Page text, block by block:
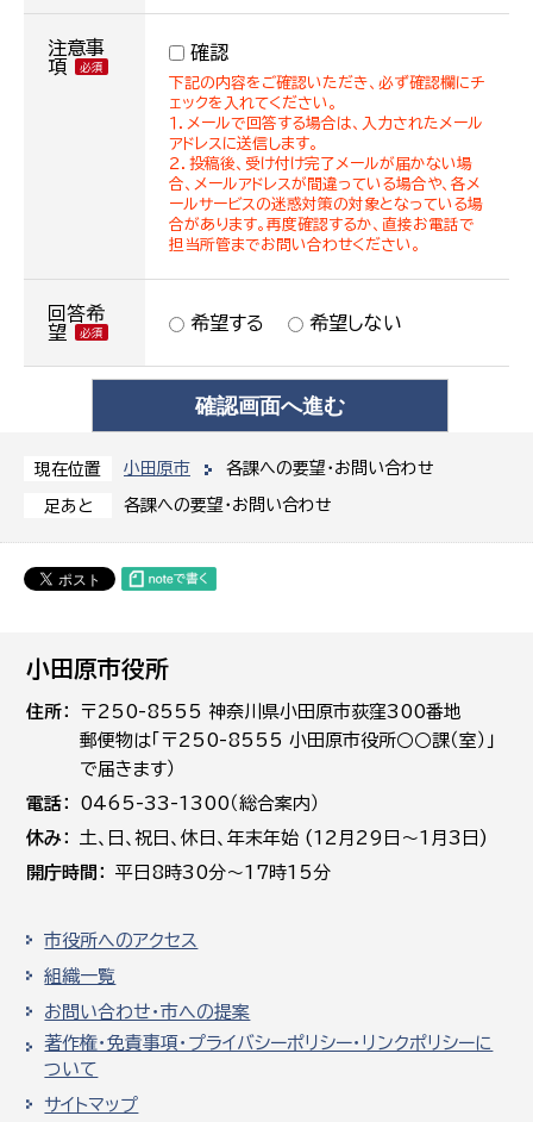
現在位置 小田原市 各課への要望・お問い合わせ
足あと 各課への要望・お問い合わせ
注意事
項
確認
下記の内容をご確認いただき、必ず確認欄にチ
ェックを入れてください。
１．メールで回答する場合は、入力されたメール
アドレスに送信します。
２．投稿後、受け付け完了メールが届かない場
合、メールアドレスが間違っている場合や、各メ
ールサービスの迷惑対策の対象となっている場
合があります。再度確認するか、直接お電話で
担当所管までお問い合わせください。
回答希
望
希望する 希望しない
小田原市役所
住所
〒250-8555 神奈川県小田原市荻窪300番地
郵便物は「〒250-8555 小田原市役所○○課（室）」
で届きます）
電話
0465-33-1300（総合案内）
休み
土､日､祝日、休日、年末年始 (12月29日～1月3日)
開庁時間
平日8時30分～17時15分
市役所へのアクセス
組織一覧
お問い合わせ・市への提案
著作権・免責事項・プライバシーポリシー・リンクポリシーに
ついて
サイトマップ